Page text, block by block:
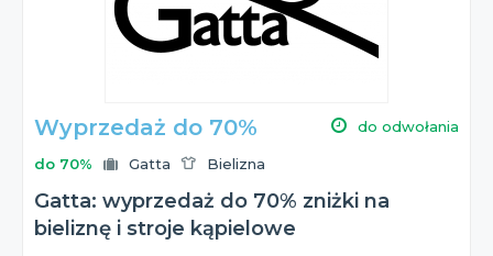
Wyprzedaż do 70% do odwołania
do 70% Gatta Bielizna
Gatta: wyprzedaż do 70% zniżki na
bieliznę i stroje kąpielowe